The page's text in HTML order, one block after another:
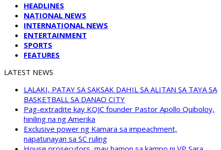
HEADLINES
NATIONAL NEWS
INTERNATIONAL NEWS
ENTERTAINMENT
SPORTS
FEATURES
LATEST NEWS
LALAKI, PATAY SA SAKSAK DAHIL SA ALITAN SA TAYA SA
BASKETBALL SA DANAO CITY
Pag-extradite kay KOJC founder Pastor Apollo Quiboloy,
hiniling na ng Amerika
Exclusive power ng Kamara sa impeachment,
napatunayan sa SC ruling